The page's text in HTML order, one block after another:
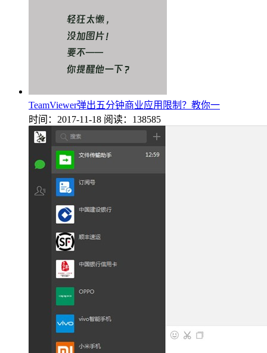
TeamViewer弹出五分钟商业应用限制？教你一
时间：2017-11-18 阅读：138585